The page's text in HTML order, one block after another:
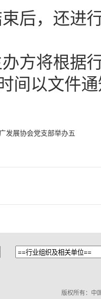
后，还进
方将根据
间以文件
发展协会党支部举办五
版权所有：中